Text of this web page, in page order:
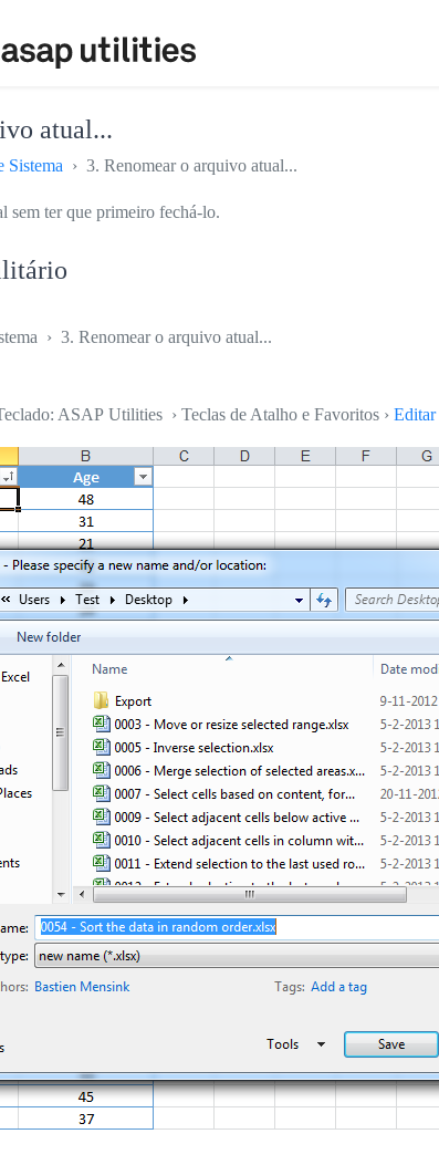
atual...
Sistema › 3. Renomear o arquivo atual...
sem ter que primeiro fechá-lo.
› 3. Renomear o arquivo atual...
ASAP Utilities › Teclas de Atalho e Favoritos › Editar